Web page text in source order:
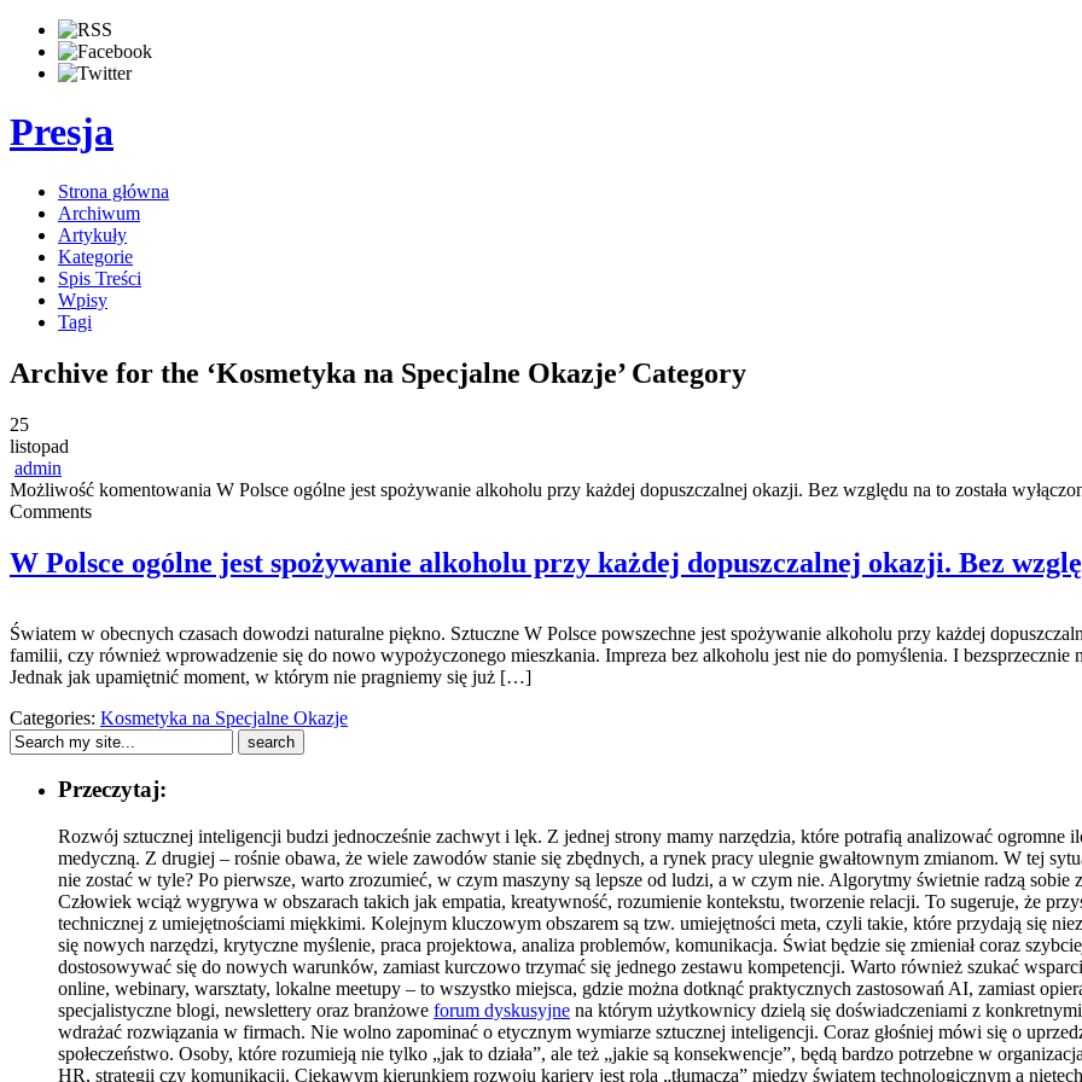
Presja
Strona główna
Archiwum
Artykuły
Kategorie
Spis Treści
Wpisy
Tagi
Archive for the ‘Kosmetyka na Specjalne Okazje’ Category
25
listopad
admin
Możliwość komentowania W Polsce ogólne jest spożywanie alkoholu przy każdej dopuszczalnej okazji. Bez względu na to została
Comments
W Polsce ogólne jest spożywanie alkoholu przy każdej dopuszczalnej okazji. Bez
Światem w obecnych czasach dowodzi naturalne piękno. Sztuczne W Polsce powszechne jest spożywanie alkoholu przy każdej
familii, czy również wprowadzenie się do nowo wypożyczonego mieszkania. Impreza bez alkoholu jest nie do pomyślenia. I
Jednak jak upamiętnić moment, w którym nie pragniemy się już […]
Categories: Kosmetyka na Specjalne Okazje
Przeczytaj:
Rozwój sztucznej inteligencji budzi jednocześnie zachwyt i lęk. Z jednej strony mamy narzędzia, które potrafią analizować ogromne
medyczną. Z drugiej – rośnie obawa, że wiele zawodów stanie się zbędnych, a rynek pracy ulegnie gwałtownym zmianom. W tej
nie zostać w tyle? Po pierwsze, warto zrozumieć, w czym maszyny są lepsze od ludzi, a w czym nie. Algorytmy świetnie radzą
Człowiek wciąż wygrywa w obszarach takich jak empatia, kreatywność, rozumienie kontekstu, tworzenie relacji. To sugeruje, że
technicznej z umiejętnościami miękkimi. Kolejnym kluczowym obszarem są tzw. umiejętności meta, czyli takie, które przydają się
się nowych narzędzi, krytyczne myślenie, praca projektowa, analiza problemów, komunikacja. Świat będzie się zmieniał coraz
dostosowywać się do nowych warunków, zamiast kurczowo trzymać się jednego zestawu kompetencji. Warto również szukać
online, webinary, warsztaty, lokalne meetupy – to wszystko miejsca, gdzie można dotknąć praktycznych zastosowań AI, zamiast
specjalistyczne blogi, newslettery oraz branżowe forum dyskusyjne na którym użytkownicy dzielą się doświadczeniami z
wdrażać rozwiązania w firmach. Nie wolno zapominać o etycznym wymiarze sztucznej inteligencji. Coraz głośniej mówi się o
społeczeństwo. Osoby, które rozumieją nie tylko „jak to działa”, ale też „jakie są konsekwencje”, będą bardzo potrzebne w
HR, strategii czy komunikacji. Ciekawym kierunkiem rozwoju kariery jest rola „tłumacza” między światem technologicznym a